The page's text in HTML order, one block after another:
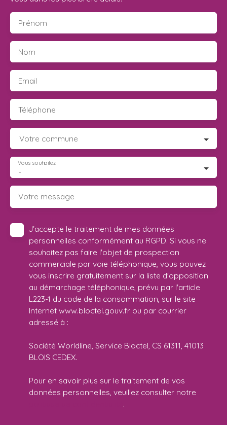
Prénom
Nom
Email
Téléphone
Votre commune
-
Vous souhaitez
Votre message
J'accepte le traitement de mes données
personnelles conformément au RGPD. Si vous ne
souhaitez pas faire l'objet de prospection
commerciale par voie téléphonique, vous pouvez
vous inscrire gratuitement sur la liste d'opposition
au démarchage téléphonique, prévu par l'article
L223-1 du code de la consommation, sur le site
Internet www.bloctel.gouv.fr ou par courrier
adressé à :
Société Worldline, Service Bloctel, CS 61311, 41013
BLOIS CEDEX.
Pour en savoir plus sur le traitement de vos
données personnelles, veuillez consulter notre
.